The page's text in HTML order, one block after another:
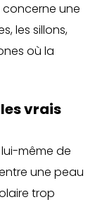
concerne une
les sillons,
où la
vrais
lui-même de
une peau
trop